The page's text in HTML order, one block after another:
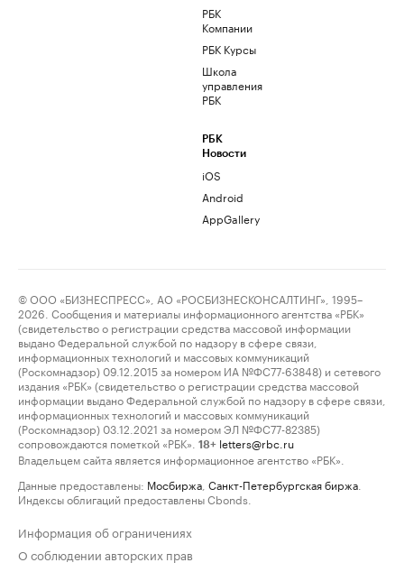
РБК
Компании
РБК Курсы
Школа
управления
РБК
РБК
Новости
iOS
Android
AppGallery
© ООО «БИЗНЕСПРЕСС», АО «РОСБИЗНЕСКОНСАЛТИНГ», 1995–
2026. Сообщения и материалы информационного агентства «РБК»
(свидетельство о регистрации средства массовой информации
выдано Федеральной службой по надзору в сфере связи,
информационных технологий и массовых коммуникаций
(Роскомнадзор) 09.12.2015 за номером ИА №ФС77-63848) и сетевого
издания «РБК» (свидетельство о регистрации средства массовой
информации выдано Федеральной службой по надзору в сфере связи,
информационных технологий и массовых коммуникаций
(Роскомнадзор) 03.12.2021 за номером ЭЛ №ФС77-82385)
сопровождаются пометкой «РБК».
18+ letters@rbc.ru
Владельцем сайта является информационное агентство «РБК».
Данные предоставлены: Мосбиржа Санкт-Петербургская биржа
Индексы облигаций предоставлены Cbonds.
Информация об ограничениях
О соблюдении авторских прав